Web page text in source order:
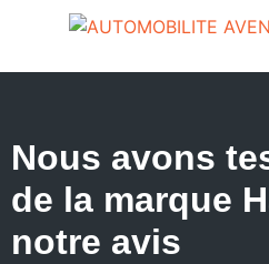
Nous avons
de la marque
notre avis